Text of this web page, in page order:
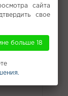
заправкой!
сайта
свое
больше 18